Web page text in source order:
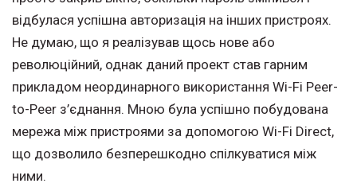
відбулася успішна авторизація на інших пристроях.
Не думаю, що я реалізував щось нове або
революційний, однак даний проект став гарним
прикладом неординарного використання Wi-Fi Peer-
to-Peer з’єднання. Мною була успішно побудована
мережа між пристроями за допомогою Wi-Fi Direct,
що дозволило безперешкодно спілкуватися між
ними.